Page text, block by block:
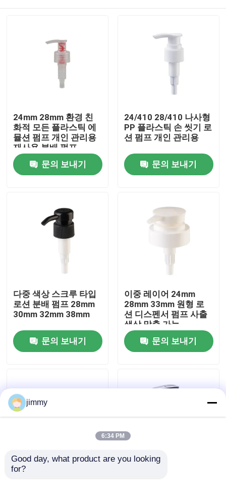
우리에 대하여
공장 여행
연락주세요
경우
24mm 28mm 환경 친
화적 모든 플라스틱 에
뮬션 펌프 개인 관리용
재사용 분배 펌프
문의 보내기
24/410 28/410 나사형
PP 플라스틱 손 씻기 로
션 펌프 개인 관리용
문의 보내기
다중 색상 스크루 타입
로션 분배 펌프 28mm
30mm 32mm 38mm
문의 보내기
이중 레이어 24mm
28mm 33mm 원형 로
션 디스펜서 펌프 사출
색상 맞춤 가능
문의 보내기
나사형 외부 스프링 플
jimmy
6:34 PM
Good day, what product are you looking
for?